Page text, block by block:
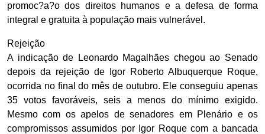
promoc?a?o dos direitos humanos e a defesa de forma
integral e gratuita à população mais vulnerável.
Rejeição
A indicação de Leonardo Magalhães chegou ao Senado
depois da rejeição de Igor Roberto Albuquerque Roque,
ocorrida no final do mês de outubro. Ele conseguiu apenas
35 votos favoráveis, seis a menos do mínimo exigido.
Mesmo com os apelos de senadores em Plenário e os
compromissos assumidos por Igor Roque com a bancada